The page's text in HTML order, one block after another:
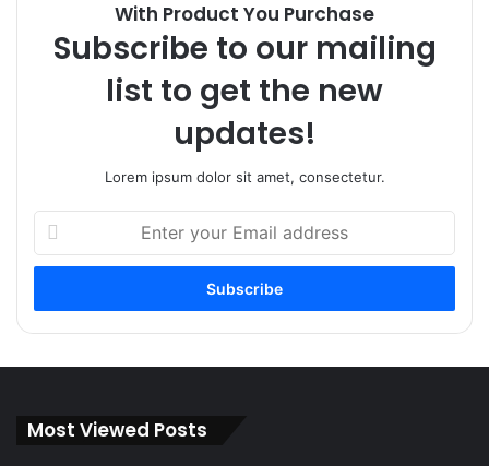
With Product You Purchase
Subscribe to our mailing
list to get the new
updates!
Lorem ipsum dolor sit amet, consectetur.
Enter
your
Email
Most Viewed Posts